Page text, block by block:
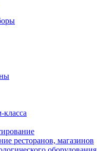
ресторанов, магазинов